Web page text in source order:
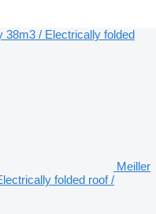
Meiller
folded roof /